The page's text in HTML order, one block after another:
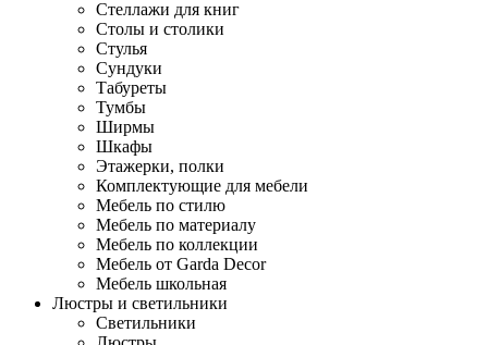
Стеллажи для книг
Столы и столики
Стулья
Сундуки
Табуреты
Тумбы
Ширмы
Шкафы
Этажерки, полки
Комплектующие для мебели
Мебель по стилю
Мебель по материалу
Мебель по коллекции
Мебель от Garda Decor
Мебель школьная
Люстры и светильники
Светильники